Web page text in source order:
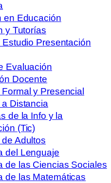
en Educación
y Tutorías
Presentación
Evaluación
Docente
y Presencial
Distancia
de la Info y la
(Tic)
Adultos
del Lenguaje
de las Ciencias Sociales
de las Matemáticas